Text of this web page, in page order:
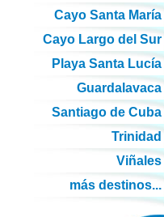
Cayo Santa María
Cayo Largo del Sur
Playa Santa Lucía
Guardalavaca
Santiago de Cuba
Trinidad
Viñales
más destinos...